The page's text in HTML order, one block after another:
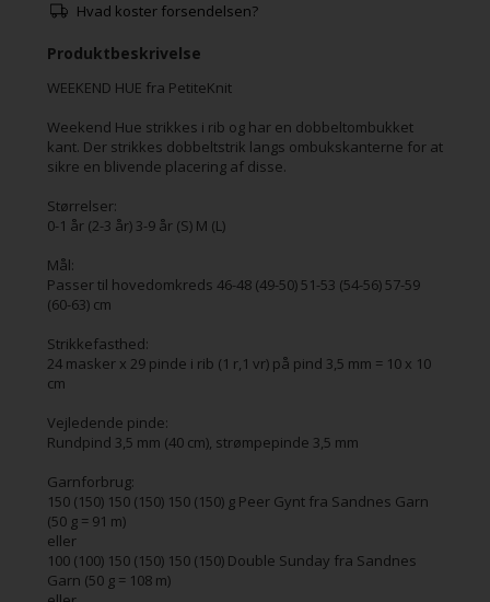
Hvad koster forsendelsen?
Produktbeskrivelse
WEEKEND HUE fra PetiteKnit
Weekend Hue strikkes i rib og har en dobbeltombukket
kant. Der strikkes dobbeltstrik langs ombukskanterne for at
sikre en blivende placering af disse.
Størrelser:
0-1 år (2-3 år) 3-9 år (S) M (L)
Mål:
Passer til hovedomkreds 46-48 (49-50) 51-53 (54-56) 57-59
(60-63) cm
Strikkefasthed:
24 masker x 29 pinde i rib (1 r,1 vr) på pind 3,5 mm = 10 x 10
cm
Vejledende pinde:
Rundpind 3,5 mm (40 cm), strømpepinde 3,5 mm
Garnforbrug:
150 (150) 150 (150) 150 (150) g Peer Gynt fra Sandnes Garn
(50 g = 91 m)
eller
100 (100) 150 (150) 150 (150) Double Sunday fra Sandnes
Garn (50 g = 108 m)